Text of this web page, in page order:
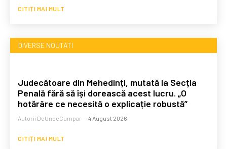
CITIȚI MAI MULT
DIVERSE NOUTATI
Judecătoare din Mehedinți, mutată la Secția
Penală fără să își dorească acest lucru. „O
hotărâre ce necesită o explicație robustă”
Autorii DeUndeCumpar - 4 August 2026
CITIȚI MAI MULT